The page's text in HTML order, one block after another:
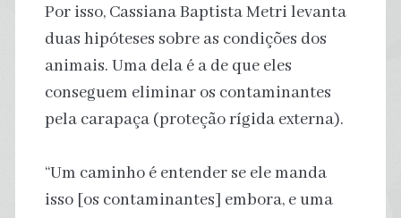
Por isso, Cassiana Baptista Metri levanta
duas hipóteses sobre as condições dos
animais. Uma dela é a de que eles
conseguem eliminar os contaminantes
pela carapaça (proteção rígida externa).
“Um caminho é entender se ele manda
isso [os contaminantes] embora, e uma